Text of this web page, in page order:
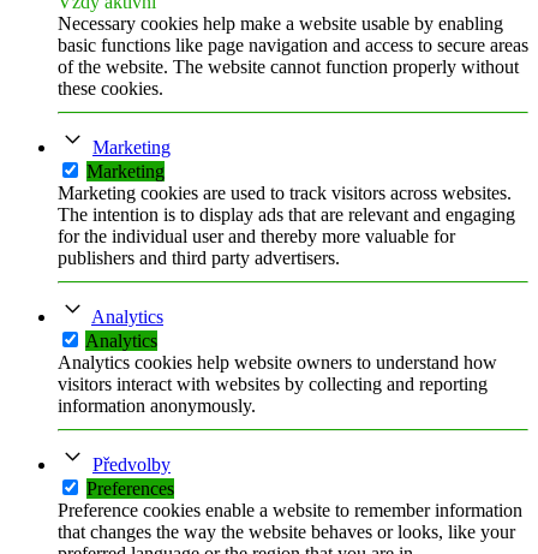
Necessary cookies help make a website usable by enabling
basic functions like page navigation and access to secure areas
of the website. The website cannot function properly without
these cookies.
Marketing
Marketing
Marketing cookies are used to track visitors across websites.
The intention is to display ads that are relevant and engaging
for the individual user and thereby more valuable for
publishers and third party advertisers.
Analytics
Analytics
Analytics cookies help website owners to understand how
visitors interact with websites by collecting and reporting
information anonymously.
Předvolby
Preferences
Preference cookies enable a website to remember information
that changes the way the website behaves or looks, like your